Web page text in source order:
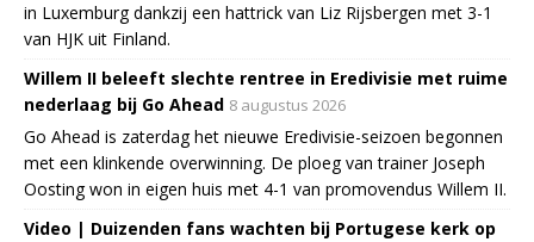
in Luxemburg dankzij een hattrick van Liz Rijsbergen met 3-1
van HJK uit Finland.
Willem II beleeft slechte rentree in Eredivisie met ruime
nederlaag bij Go Ahead 8 augustus 2026
Go Ahead is zaterdag het nieuwe Eredivisie-seizoen begonnen
met een klinkende overwinning. De ploeg van trainer Joseph
Oosting won in eigen huis met 4-1 van promovendus Willem II.
Video | Duizenden fans wachten bij Portugese kerk op